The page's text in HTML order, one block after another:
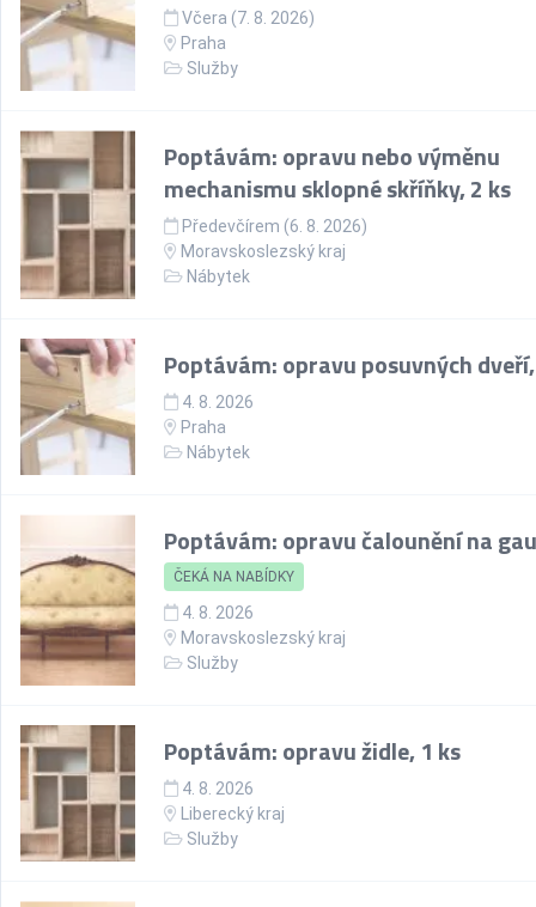
Včera (7. 8. 2026)
Praha
Služby
Poptávám: opravu nebo výměnu
mechanismu sklopné skříňky, 2 ks
Předevčírem (6. 8. 2026)
Moravskoslezský kraj
Nábytek
Poptávám: opravu posuvných
4. 8. 2026
Praha
Nábytek
Poptávám: opravu čalounění na
ČEKÁ NA NABÍDKY
4. 8. 2026
Moravskoslezský kraj
Služby
Poptávám: opravu židle, 1 ks
4. 8. 2026
Liberecký kraj
Služby